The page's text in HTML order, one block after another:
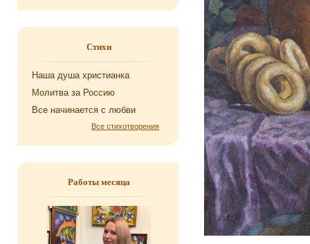
Стихи
Наша душа хри­сти­ан­ка
Мо­лит­ва за Рос­сию
Все на­чи­на­ет­ся с любви
Все стихотворения
Работы месяца